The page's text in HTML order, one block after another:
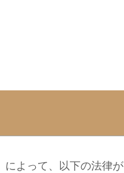
によって、以下の法律が